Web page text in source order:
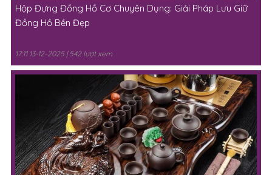
Hộp Đựng Đồng Hồ Cơ Chuyên Dụng: Giải Pháp Lưu Giữ
Đồng Hồ Bền Đẹp
17:11 13-12-2025 | 542 lượt xem